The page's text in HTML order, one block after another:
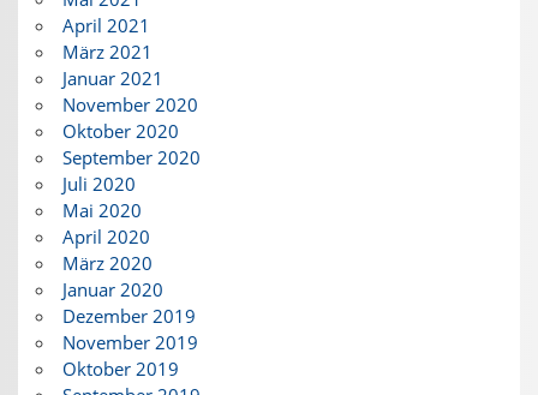
April 2021
März 2021
Januar 2021
November 2020
Oktober 2020
September 2020
Juli 2020
Mai 2020
April 2020
März 2020
Januar 2020
Dezember 2019
November 2019
Oktober 2019